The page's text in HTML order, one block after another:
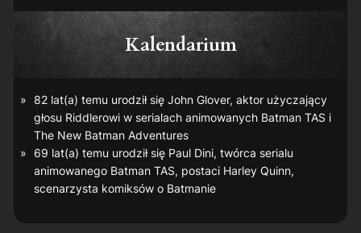
Kalendarium
82 lat(a) temu urodził się John Glover, aktor użyczający
głosu Riddlerowi w serialach animowanych Batman TAS i
The New Batman Adventures
69 lat(a) temu urodził się Paul Dini, twórca serialu
animowanego Batman TAS, postaci Harley Quinn,
scenarzysta komiksów o Batmanie